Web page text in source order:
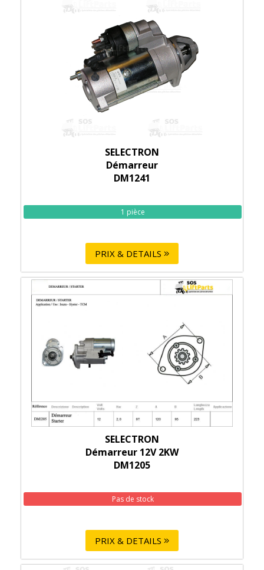
SELECTRON
Démarreur
DM1241
1 pièce
PRIX & DETAILS
SELECTRON
Démarreur 12V 2KW
DM1205
Pas de stock
PRIX & DETAILS